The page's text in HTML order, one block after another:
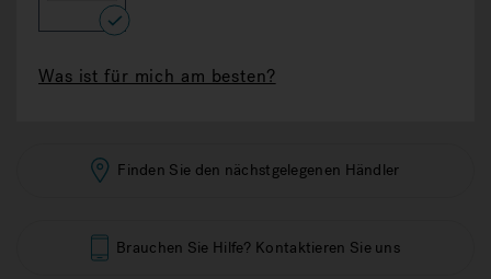
Was ist für mich am besten?
Finden Sie den nächstgelegenen Händler
Brauchen Sie Hilfe? Kontaktieren Sie uns